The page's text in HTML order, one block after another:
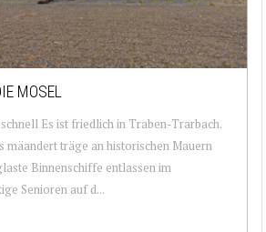
MOSEL
Es ist friedlich in Traben-Trarbach.
mäandert träge an historischen Mauern
Binnenschiffe entlassen im
Senioren auf d...